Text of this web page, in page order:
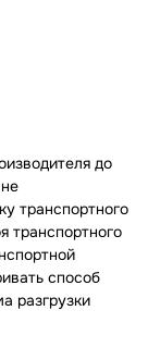
до
транспортного
транспортного
способ
разгрузки